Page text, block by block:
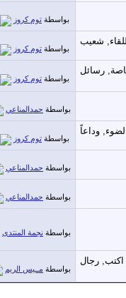
بواسطة توم كروز
بواسطة توم كروز
بواسطة توم كروز
بواسطة حمدالمناعي
بواسطة توم كروز
بواسطة حمدالمناعي
بواسطة حمدالمناعي
بواسطة نجمة المنتدى
بواسطة مــيس الريم